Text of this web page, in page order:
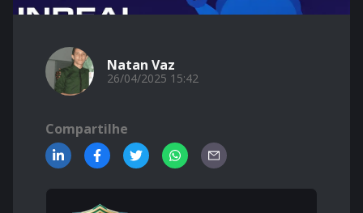
Natan Vaz
26/04/2025 15:42
Compartilhe